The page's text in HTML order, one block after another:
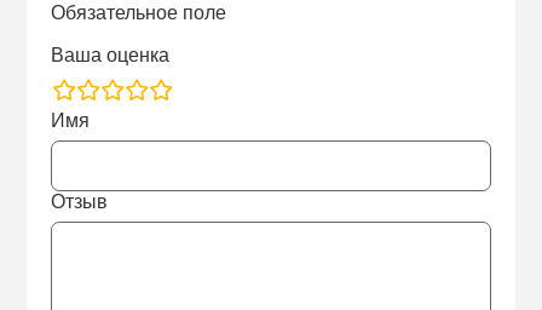
Обязательное поле
Ваша оценка
rating
fields
Имя
Отзыв